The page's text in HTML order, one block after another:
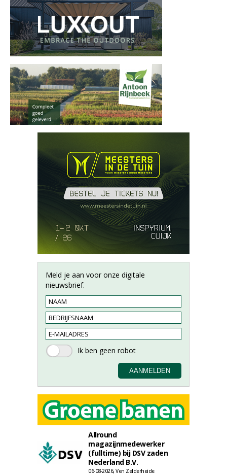
Meld je aan voor onze digitale
nieuwsbrief.
Allround
magazijnmedewerker
(fulltime) bij DSV zaden
Nederland B.V.
06-08-2026, Ven Zelderheide